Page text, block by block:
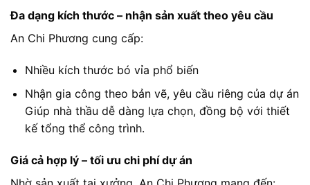
Đa dạng kích thước – nhận sản xuất theo yêu cầu
An Chi Phương cung cấp:
Nhiều kích thước bó vỉa phổ biến
Nhận gia công theo bản vẽ, yêu cầu riêng của dự án
Giúp nhà thầu dễ dàng lựa chọn, đồng bộ với thiết
kế tổng thể công trình.
Giá cả hợp lý – tối ưu chi phí dự án